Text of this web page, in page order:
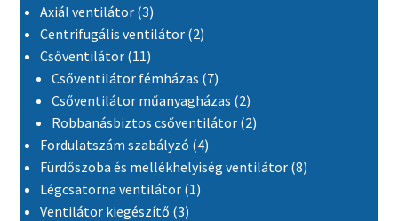
Axiál ventilátor 33 termék
Centrifugális ventilátor 22 termék
Csőventilátor 1111 termék
Csőventilátor fémházas 77 termék
Csőventilátor műanyagházas 22 termék
Robbanásbiztos csőventilátor 22 termék
Fordulatszám szabályzó 44 termék
Fürdőszoba és mellékhelyiség ventilátor 88 termék
Légcsatorna ventilátor 11 termék
Ventilátor kiegészítő 33 termék